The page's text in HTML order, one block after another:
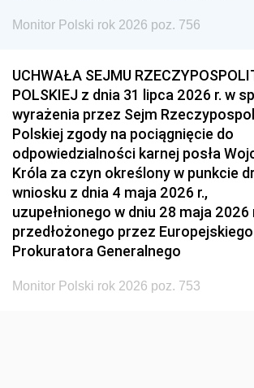
Monitor Polski rok 2026 poz. 756
UCHWAŁA SEJMU
POLSKIEJ z dnia 31 lipca 2026 r. w
wyrażenia przez Sejm
Polskiej zgody na pociągnięcie do
odpowiedzialności karnej posła
Króla za czyn określony w punkcie
wniosku z dnia 4 maja 2026 r.,
uzupełnionego w dniu 28 maja 2026
przedłożonego przez Europejskiego
Prokuratora Generalnego
Monitor Polski rok 2026 poz. 753